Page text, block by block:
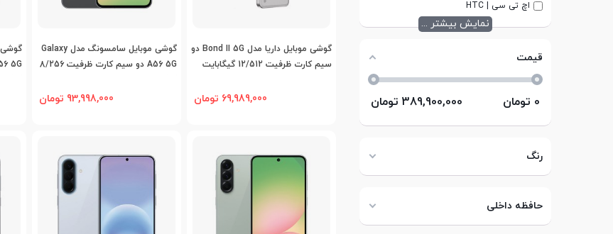
اچ تی سی | HTC
نمایش بیشتر ...
قیمت
0 تومان 389,900,000 تومان
رنگ
حافظه داخلی
اضافه به مقایسه
گوشی موبایل داریا مدل Bond II 5G دو
سیم کارت ظرفیت 12/512 گیگابایت
69,989,000 تومان
اضافه به مقایسه گوشی موبایل سامسونگ مدل Galaxy
A56 5G دو سیم کارت ظرفیت 8/256
93,998,000 تومان